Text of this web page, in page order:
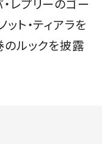
レプリーのゴー
ト・ティアラを
のルックを披露